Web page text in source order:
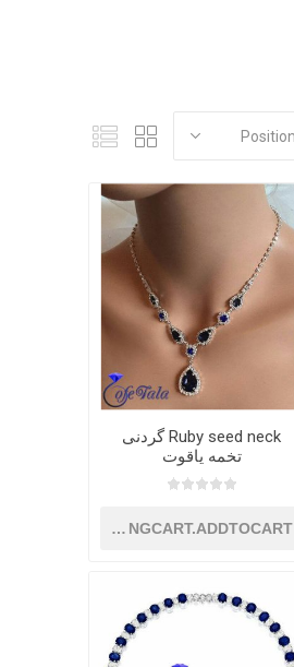
Ruby seed neck گردنی
تخمه یاقوت
SHOPPINGCART.ADDTOCART